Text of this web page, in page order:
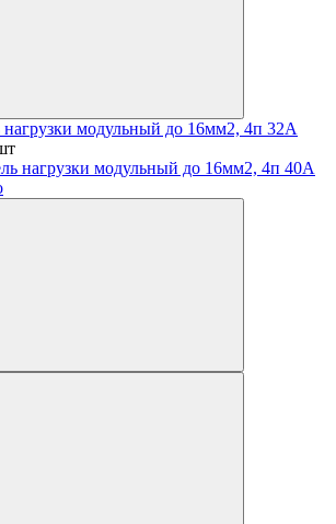
модульный до 16мм2, 4п 32А